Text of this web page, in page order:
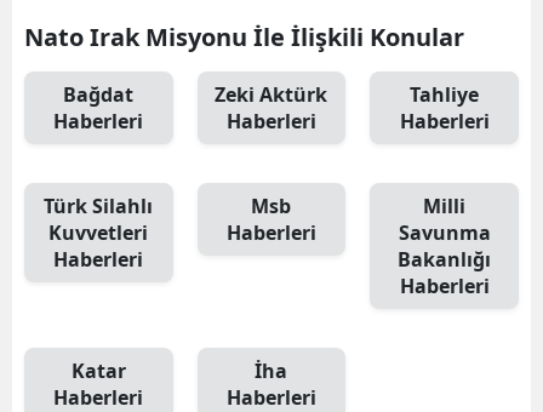
Nato Irak Misyonu İle İlişkili Konular
Bağdat
Haberleri
Zeki Aktürk
Haberleri
Tahliye
Haberleri
Türk Silahlı
Kuvvetleri
Haberleri
Msb
Haberleri
Milli
Savunma
Bakanlığı
Haberleri
Katar
Haberleri
İha
Haberleri